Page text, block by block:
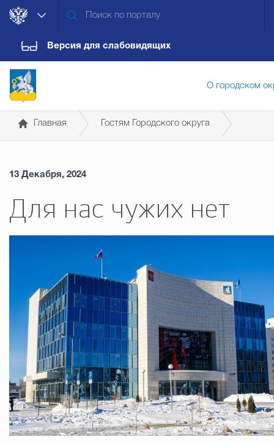
Версия для слабовидящих
О городском
Муниципальная
Противодействие
Городская среда Социальная
Экономика Муниципальные
Главная Гостям Городского округа
13 Декабря, 2024
Для нас чужих нет